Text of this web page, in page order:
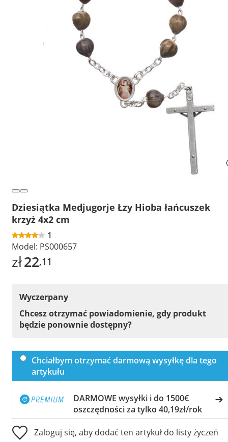
Dziesiątka Medjugorje Łzy Hioba łańcuszek
krzyż 4x2 cm
1
Model: PS000657
zł22,11
Wyczerpany
Chcesz otrzymać powiadomienie, gdy produkt
będzie ponownie dostępny?
Chciałbym otrzymać darmową wysyłkę dla tego
artykułu
DARMOWE wysyłki i do 1500€
oszczędności za tylko 40,19zł/rok
Zaloguj się, aby dodać ten artykuł do listy życzeń